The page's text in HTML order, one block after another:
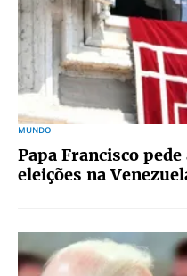
MUNDO
Papa Francisco
eleições na